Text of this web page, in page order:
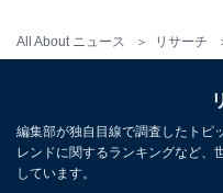
All About ニュース リサーチ
編集部が独自目線で調査したトピ
レンドに関するランキングなど、
しています。